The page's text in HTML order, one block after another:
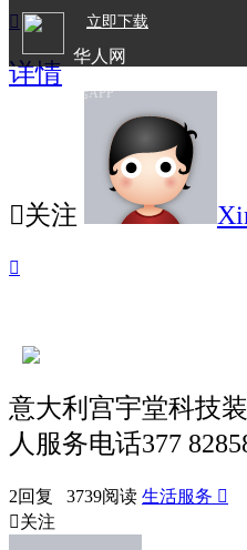
立即下载
华人网
欧洲华人生活APP

详情
关注

意大利宫宇堂科技
人服务电话377
2回复 3739阅读 生活服务 
关注